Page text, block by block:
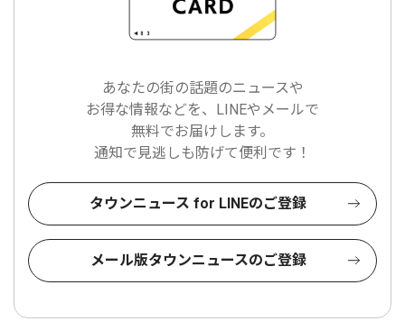
あなたの街の話題のニュースや
お得な情報などを、LINEやメールで
無料でお届けします。
通知で見逃しも防げて便利です！
タウンニュース for LINEのご登録
メール版タウンニュースのご登録